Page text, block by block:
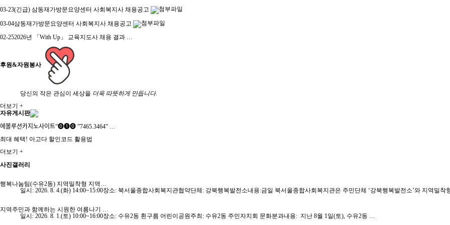
03-23(긴급) 삼동재가방문요양센터 사회복지사 채용공고
03-04삼동재가방문요양센터 사회복지사 채용공고
02-252026년 「With Up」 교육지도사 채용 결과 …
후원&자원봉사
당신의 작은 관심이 세상을 더욱 따뜻하게 만듭니다.
더보기 +
자유게시판
에볼루션카­지노사이트”⓿❶⓿ ”7465.3464” …
최대 혜택! 아고다 할인코드 활용법
더보기 +
사진갤러리
행복나눔팀(수유2동) 지역밀착형 지역…
일시: 2026. 8. 4.(화) 14:00~15:00장소: 북서울종합사회복지관협약단체: 강북행복발전소내용:금일 북서울종합사회복지관은 주민단체 ‘강북행복발전소’와 지역밀
지역주민과 함께하는 시원한 여름나기 …
일시: 2026. 8. 1.(토) 10:00~16:00장소: 수유2동 흰구름 어린이공원주최: 수유2동 주민자치회 문화분과내용: 지난 8월 1일(토), 수유2동 …